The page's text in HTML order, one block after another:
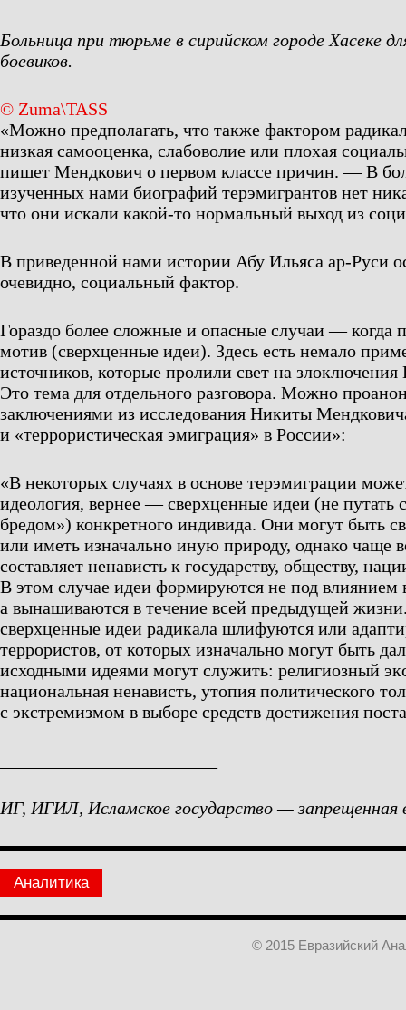
Больница при тюрьме в сирийском городе Хасеке
боевиков.
© Zuma\TASS
«Можно предполагать, что также фактором
низкая самооценка, слабоволие или плохая
пишет Мендкович о первом классе причин. — В
изученных нами биографий терэмигрантов нет
что они искали какой-то нормальный выход из
В приведенной нами истории Абу Ильяса ар-Руси
очевидно, социальный фактор.
Гораздо более сложные и опасные случаи — когда
мотив (сверхценные идеи). Здесь есть немало
источников, которые пролили свет на
Это тема для отдельного разговора. Можно
заключениями из исследования Никиты
и «террористическая эмиграция» в России»:
«В некоторых случаях в основе терэмиграции
идеология, вернее — сверхценные идеи (не путать
бредом») конкретного индивида. Они могут быть
или иметь изначально иную природу, однако чаще
составляет ненависть к государству, обществу,
В этом случае идеи формируются не под влиянием
а вынашиваются в течение всей предыдущей
сверхценные идеи радикала шлифуются или
террористов, от которых изначально могут быть
исходными идеями могут служить: религиозный
национальная ненависть, утопия политического
с экстремизмом в выборе средств достижения
ИГ, ИГИЛ, Исламское государство — запрещенная
Аналитика
© 2015 Евразийский